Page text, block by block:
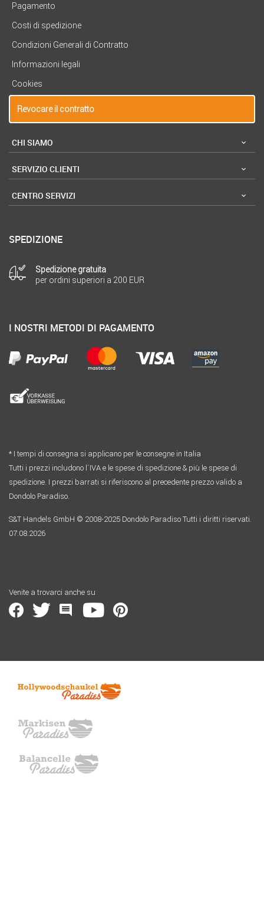
Pagamento
Costi di spedizione
Condizioni Generali di Contratto
Informazioni legali
Cookies
Revocare il contratto
CHI SIAMO
SERVIZIO CLIENTI
CENTRO SERVIZI
SPEDIZIONE
Spedizione gratuita
per ordini superiori a 200 EUR
I NOSTRI METODI DI PAGAMENTO
* I tempi di consegna si applicano per le consegne in Italia
Tutti i prezzi includono l´IVA e le spese di spedizione & più le spese di
spedizione. I prezzi barrati si riferiscono al precedente prezzo valido a
Dondolo Paradiso.
S&T Handels GmbH © 2008-2025 Dondolo Paradiso Tutti i diritti riservati.
07.08.2026
Venite a trovarci anche su